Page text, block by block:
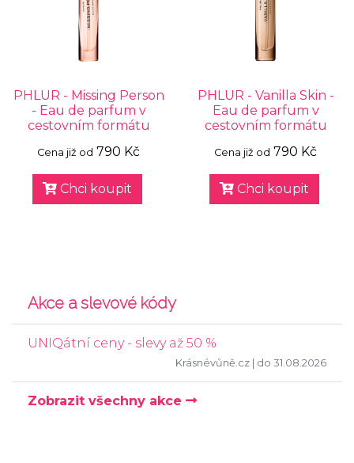
PHLUR - Missing Person
- Eau de parfum v
cestovním formátu
Cena již od 790 Kč
Chci koupit
PHLUR - Vanilla Skin -
Eau de parfum v
cestovním formátu
Cena již od 790 Kč
Chci koupit
Akce a slevové kódy
UNIQátní ceny - slevy až 50 %
Krásnévůně.cz | do 31.08.2026
Zobrazit všechny akce